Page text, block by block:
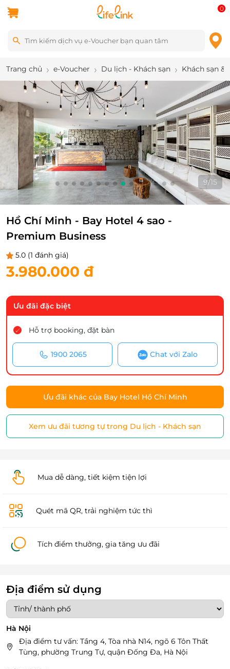
0
Trang chủ e-Voucher Du lịch - Khách sạn Khách sạn &
9/15
Hồ Chí Minh - Bay Hotel 4 sao -
Premium Business
5.0 (1 đánh giá)
3.980.000 đ
Ưu đãi đặc biệt
Hỗ trợ booking, đặt bàn
1900 2065 Chat với Zalo
Ưu đãi khác của Bay Hotel Hồ Chí Minh
Xem ưu đãi tương tự trong Du lịch - Khách sạn
Mua dễ dàng, tiết kiệm tiện lợi
Quét mã QR, trải nghiệm tức thì
Tích điểm thưởng, gia tăng ưu đãi
Địa điểm sử dụng
Hà Nội
Địa điểm tư vấn: Tầng 4, Tòa nhà N14, ngõ 6 Tôn Thất
Tùng, phường Trung Tự, quận Đống Đa, Hà Nội